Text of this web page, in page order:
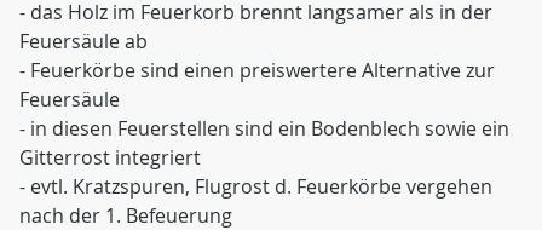
- das Holz im Feuerkorb brennt langsamer als in der
Feuersäule ab
- Feuerkörbe sind einen preiswertere Alternative zur
Feuersäule
- in diesen Feuerstellen sind ein Bodenblech sowie ein
Gitterrost integriert
- evtl. Kratzspuren, Flugrost d. Feuerkörbe vergehen
nach der 1. Befeuerung